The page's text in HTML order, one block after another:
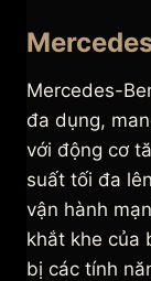
Mercedes-
đa dụng,
với động cơ
suất tối đa
vận hành
khắt khe của
bị các tính